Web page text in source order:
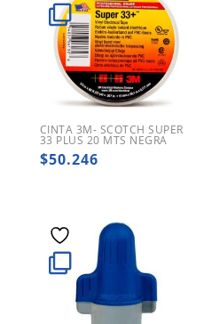
CINTA 3M- SCOTCH SUPER
33 PLUS 20 MTS NEGRA
$50.246